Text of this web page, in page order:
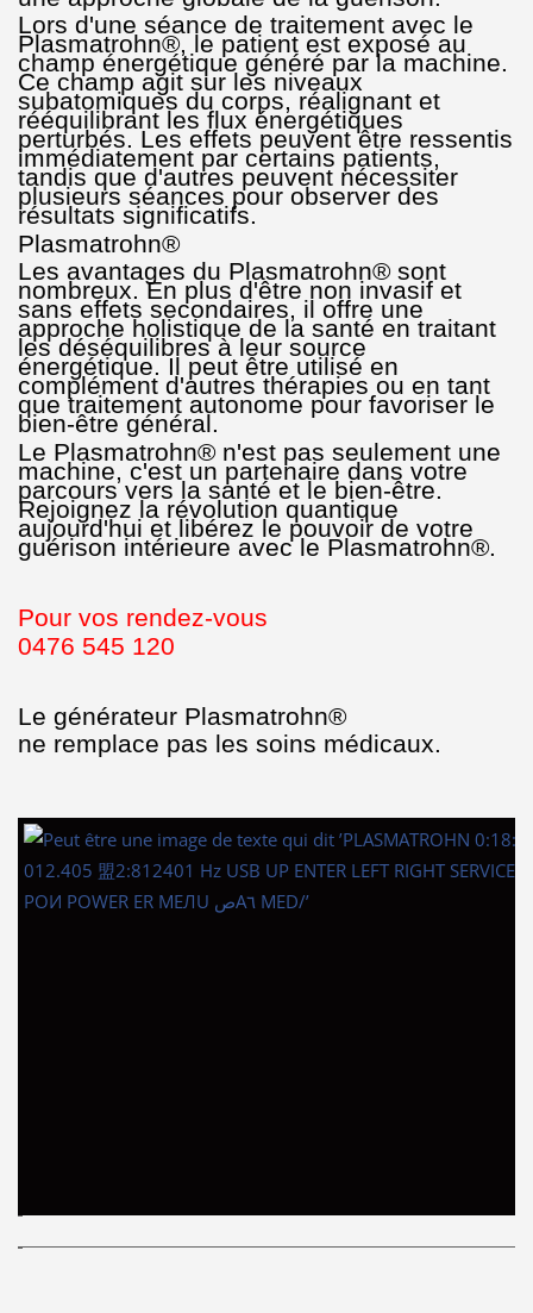
Lors d'une séance de traitement avec le
Plasmatrohn®, le patient est exposé au
champ énergétique généré par la machine.
Ce champ agit sur les niveaux
subatomiques du corps, réalignant et
rééquilibrant les flux énergétiques
perturbés. Les effets peuvent être ressentis
immédiatement par certains patients,
tandis que d'autres peuvent nécessiter
plusieurs séances pour observer des
résultats significatifs.
Plasmatrohn®
Les avantages du Plasmatrohn® sont
nombreux. En plus d'être non invasif et
sans effets secondaires, il offre une
approche holistique de la santé en traitant
les déséquilibres à leur source
énergétique. Il peut être utilisé en
complément d'autres thérapies ou en tant
que traitement autonome pour favoriser le
bien-être général.
Le Plasmatrohn® n'est pas seulement une
machine, c'est un partenaire dans votre
parcours vers la santé et le bien-être.
Rejoignez la révolution quantique
aujourd'hui et libérez le pouvoir de votre
guérison intérieure avec le Plasmatrohn®.
Pour vos rendez-vous
0476 545 120
Le générateur Plasmatrohn®
ne remplace pas les soins médicaux.